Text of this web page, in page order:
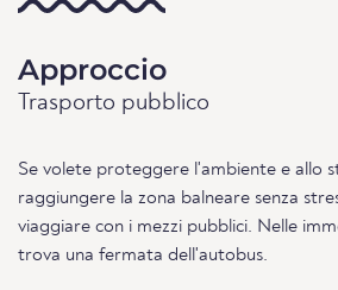
Approccio
Trasporto pubblico
Se volete proteggere l'ambiente e allo
raggiungere la zona balneare senza
viaggiare con i mezzi pubblici. Nelle
trova una fermata dell'autobus.